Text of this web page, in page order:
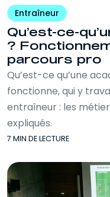
Entraîneur
Qu’est-ce-
?
parcours pro
Qu’est-ce qu’une
fonctionne, qui y
entraîneur : les
expliqués.
7 MIN DE LECTURE